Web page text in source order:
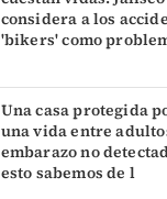
considera a los
'bikers' como
Una casa protegida
una vida entre
embarazo no
esto sabemos de l